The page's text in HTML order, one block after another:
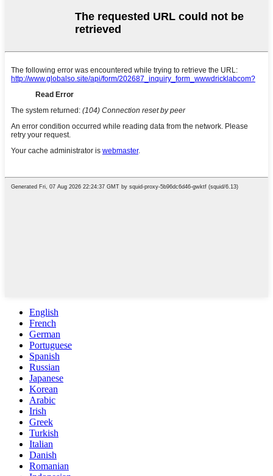
English
French
German
Portuguese
Spanish
Russian
Japanese
Korean
Arabic
Irish
Greek
Turkish
Italian
Danish
Romanian